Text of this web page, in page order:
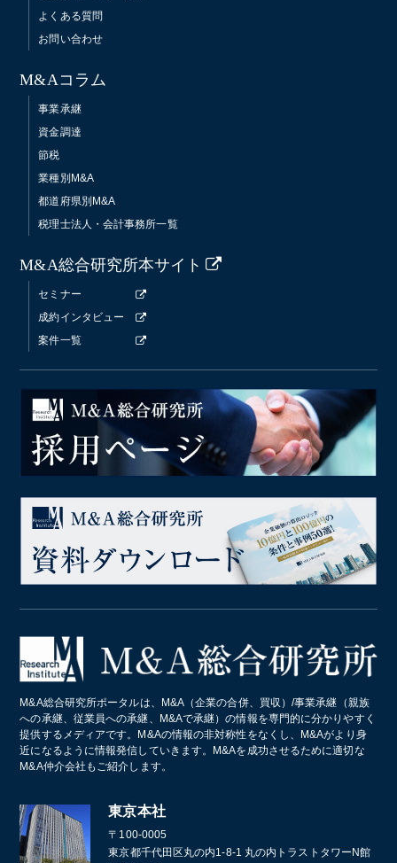
よくある質問
お問い合わせ
M&Aコラム
事業承継
資金調達
節税
業種別M&A
都道府県別M&A
税理士法人・会計事務所一覧
M&A総合研究所本サイト
セミナー
成約インタビュー
案件一覧
M&A総合研究所ポータルは、M&A（企業の合併、買収）/事業承継（親族
への承継、従業員への承継、M&Aで承継）の情報を専門的に分かりやすく
提供するメディアです。M&Aの情報の非対称性をなくし、M&Aがより身
近になるように情報発信していきます。M&Aを成功させるために適切な
M&A仲介会社もご紹介します。
東京本社
〒100-0005
東京都千代田区丸の内1-8-1 丸の内トラストタワーN館